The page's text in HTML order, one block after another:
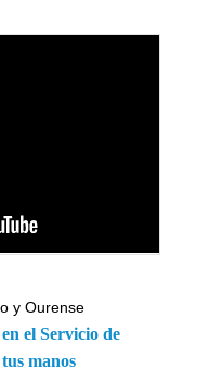
y Ourense
el Servicio de
manos